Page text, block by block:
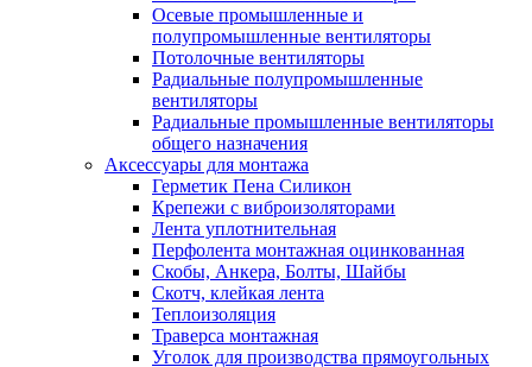
Осевые промышленные и
полупромышленные вентиляторы
Потолочные вентиляторы
Радиальные полупромышленные
вентиляторы
Радиальные промышленные вентиляторы
общего назначения
Аксессуары для монтажа
Герметик Пена Силикон
Крепежи с виброизоляторами
Лента уплотнительная
Перфолента монтажная оцинкованная
Скобы, Анкера, Болты, Шайбы
Скотч, клейкая лента
Теплоизоляция
Траверса монтажная
Уголок для производства прямоугольных